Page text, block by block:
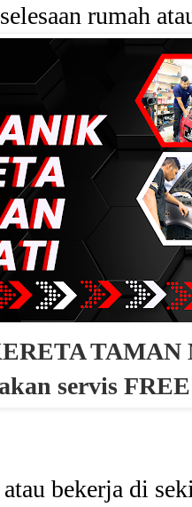
rumah
TAMAN
servis
bekerja di